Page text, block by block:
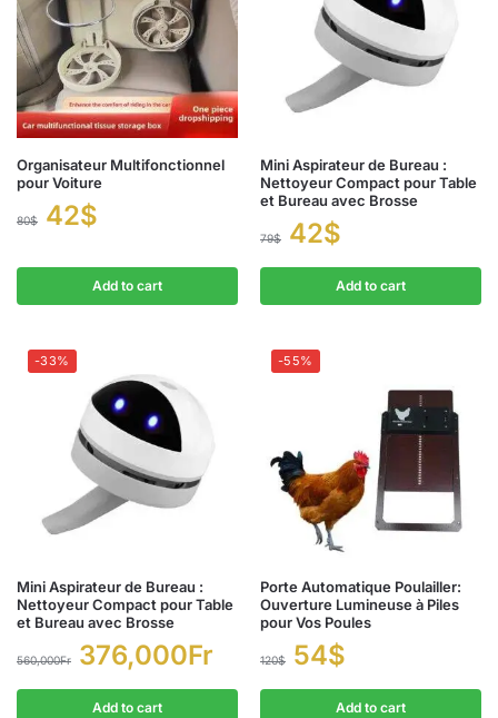
Organisateur Multifonctionnel
pour Voiture
80$ 42$
Add to cart
Mini Aspirateur de Bureau :
Nettoyeur Compact pour Table
et Bureau avec Brosse
79$ 42$
Add to cart
-33%
Mini Aspirateur de Bureau :
Nettoyeur Compact pour Table
et Bureau avec Brosse
560,000Fr 376,000Fr
Add to cart
-55%
Porte Automatique Poulailler:
Ouverture Lumineuse à Piles
pour Vos Poules
120$ 54$
Add to cart